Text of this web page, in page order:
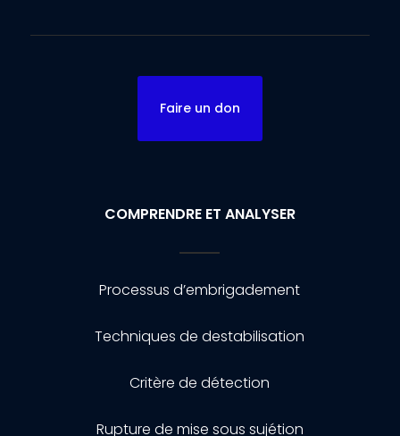
Faire un don
COMPRENDRE ET ANALYSER
Processus d’embrigadement
Techniques de destabilisation
Critère de détection
Rupture de mise sous sujétion